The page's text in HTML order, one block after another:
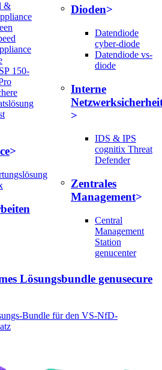
&
150-
Dioden
Datendiode
cyber-diode
Datendiode vs-
diode
Interne
IDS & IPS
cognitix Threat
Defender
Zentrales
Management
Central
Management
Station
genucenter
Lösungsbundle genusecure
Bundle für den VS-NfD-